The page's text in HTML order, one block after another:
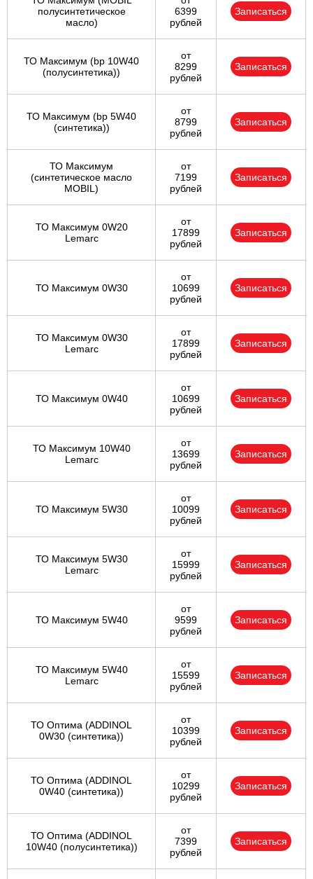
полуcинтетическое
масло)
6399
рублей
Записаться
ТО Максимум (bp 10W40
(полусинтетика))
от
8299
рублей
Записаться
ТО Максимум (bp 5W40
(синтетика))
от
8799
рублей
Записаться
ТО Максимум
(cинтетическое масло
MOBIL)
от
7199
рублей
Записаться
ТО Максимум 0W20
Lemarc
от
17899
рублей
Записаться
ТО Максимум 0W30
от
10699
рублей
Записаться
ТО Максимум 0W30
Lemarc
от
17899
рублей
Записаться
ТО Максимум 0W40
от
10699
рублей
Записаться
ТО Максимум 10W40
Lemarc
от
13699
рублей
Записаться
ТО Максимум 5W30
от
10099
рублей
Записаться
ТО Максимум 5W30
Lemarc
от
15999
рублей
Записаться
ТО Максимум 5W40
от
9599
рублей
Записаться
ТО Максимум 5W40
Lemarc
от
15599
рублей
Записаться
ТО Оптима (ADDINOL
0W30 (синтетика))
от
10399
рублей
Записаться
ТО Оптима (ADDINOL
0W40 (синтетика))
от
10299
рублей
Записаться
ТО Оптима (ADDINOL
10W40 (полусинтетика))
от
7399
рублей
Записаться